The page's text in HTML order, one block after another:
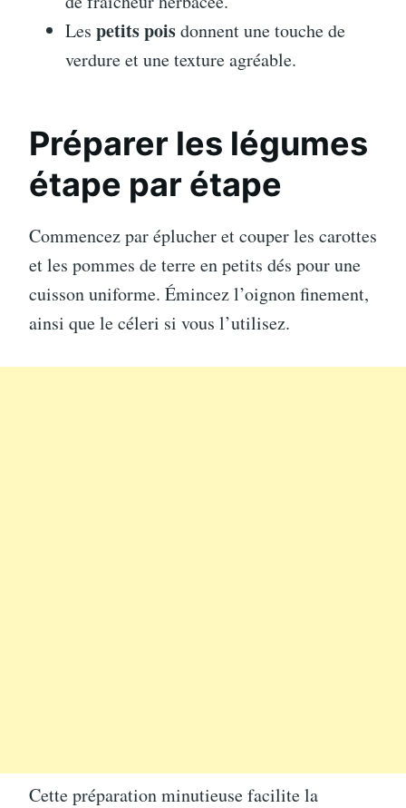
Les petits poisdonnent une touche de
verdure et une texture agréable.
Préparer les légumes
étape par étape
Commencez par éplucher et couper les carottes
et les pommes de terre en petits dés pour une
cuisson uniforme. Émincez l’oignon finement,
ainsi que le céleri si vous l’utilisez.
Cette préparation minutieuse facilite la